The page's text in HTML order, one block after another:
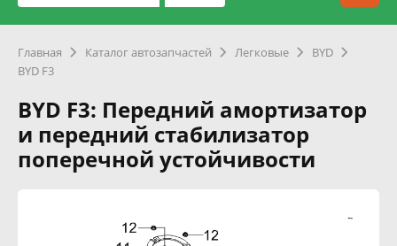
Главная Каталог автозапчастей Легковые
BYD
BYD F3
BYD F3: Передний амортизатор
и передний стабилизатор
поперечной устойчивости